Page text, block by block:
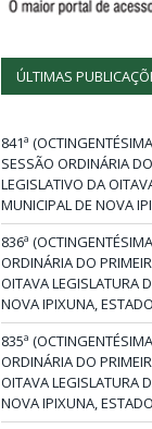
ÚLTIMAS
841ª
SESSÃO ORDINÁRIA
LEGISLATIVO DA
MUNICIPAL DE NOVA
836ª
ORDINÁRIA DO
OITAVA LEGISLATURA
NOVA IPIXUNA,
835ª
ORDINÁRIA DO
OITAVA LEGISLATURA
NOVA IPIXUNA,